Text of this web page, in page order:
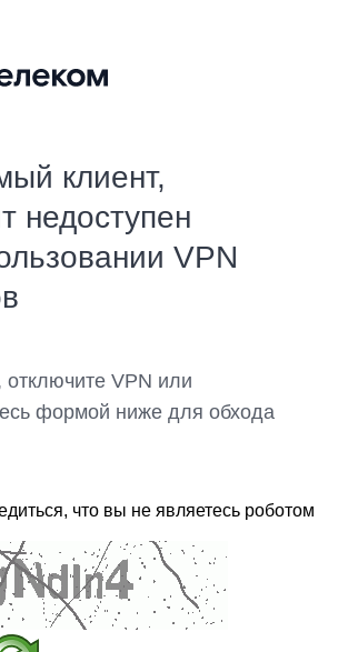
клиент,
недоступен
VPN
VPN или
формой ниже для обхода
что вы не являетесь роботом